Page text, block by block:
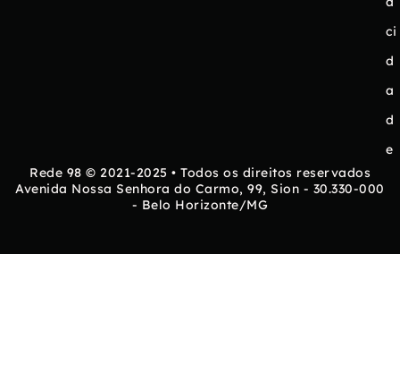
ci
d
a
d
e
Rede 98 © 2021-2025 • Todos os direitos reservados
Avenida Nossa Senhora do Carmo, 99, Sion - 30.330-000
- Belo Horizonte/MG